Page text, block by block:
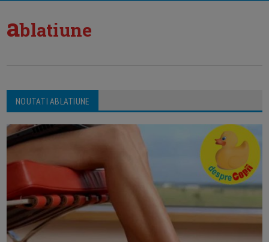
ablatiune
NOUTATI ABLATIUNE